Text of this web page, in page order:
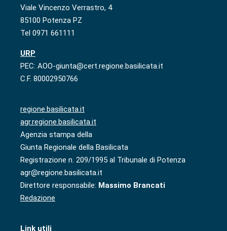
Viale Vincenzo Verrastro, 4
85100 Potenza PZ
Tel 0971 661111
URP
PEC: AOO-giunta@cert.regione.basilicata.it
C.F. 80002950766
regione.basilicata.it
agr.regione.basilicata.it
Agenzia stampa della
Giunta Regionale della Basilicata
Registrazione n. 209/1995 al Tribunale di Potenza
agr@regione.basilicata.it
Direttore responsabile: Massimo Brancati
Redazione
Link utili